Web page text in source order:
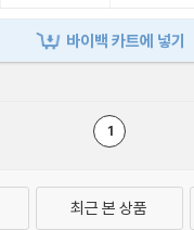
바이백 카트에 넣기
1
최근 본 상품